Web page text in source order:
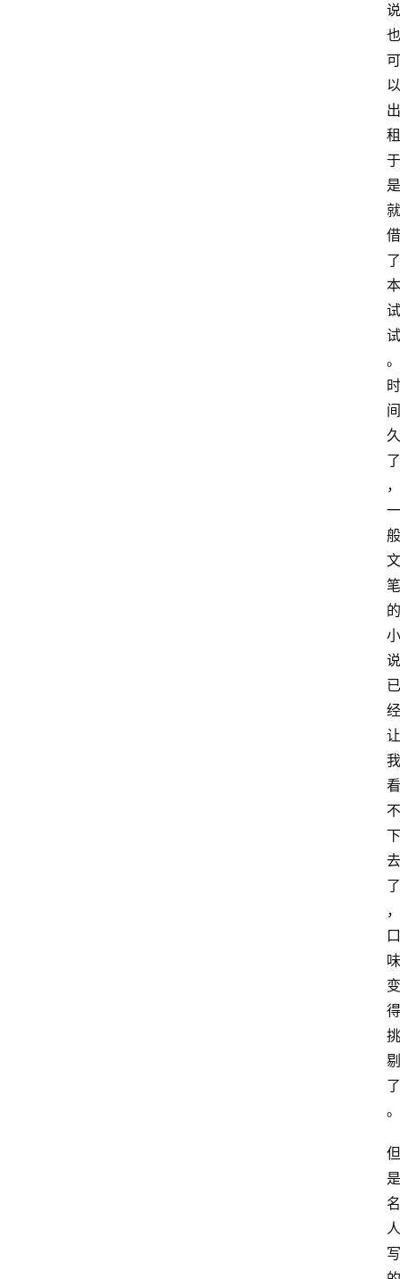
说
也
可
以
出
租
于
是
就
借
了
本
试
试
。
时
间
久
了
，
一
般
文
笔
的
小
说
已
经
让
我
看
不
下
去
了
，
口
味
变
得
挑
剔
了
。
但
是
名
人
写